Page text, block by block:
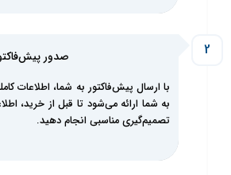
صدور پیش‌فاکتور
با ارسال پیش‌فاکتور به شما، اطلاعات
به شما ارائه می‌شود تا قبل از خرید، اطلاعات
تصمیم‌گیری مناسبی انجام دهید.